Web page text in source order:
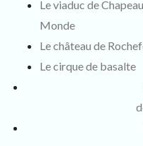
Le viaduc de
Monde
Le château de
Le cirque de basalte